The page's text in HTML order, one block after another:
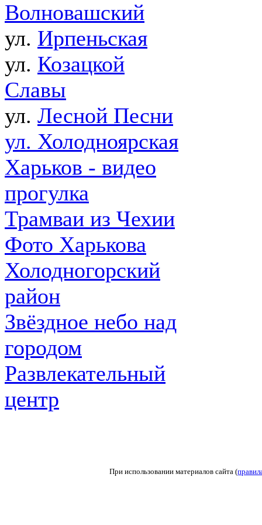
Волновашский
ул. Ирпеньская
ул. Козацкой
Славы
ул. Лесной Песни
ул. Холодноярская
Харьков - видео
прогулка
Трамваи из Чехии
Фото Харькова
Холодногорский
район
Звёздное небо над
городом
Развлекательный
центр
При использовании материалов сайта (